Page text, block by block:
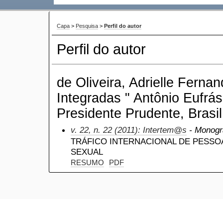
Capa > Pesquisa > Perfil do autor
Perfil do autor
de Oliveira, Adrielle
Integradas " Antônio
Presidente Prudente, Brasil
v. 22, n. 22 (2011): Intertem@s -
TRÁFICO INTERNACIONAL DE
SEXUAL
RESUMO PDF